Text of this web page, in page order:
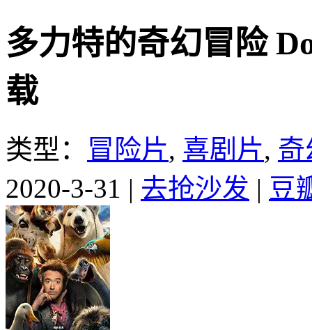
多力特的奇幻冒险
载
类型： 冒险片, 喜剧片, 奇
2020-3-31 | 去抢沙发 | 豆